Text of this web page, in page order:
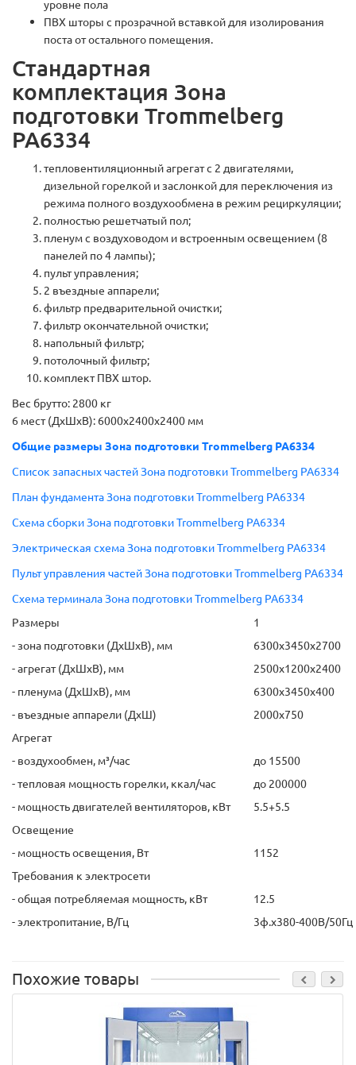
уровне пола
ПВХ шторы с прозрачной вставкой для изолирования
поста от остального помещения.
Стандартная
комплектация Зона
подготовки Trommelberg
PA6334
тепловентиляционный агрегат с 2 двигателями,
дизельной горелкой и заслонкой для переключения из
режима полного воздухообмена в режим рециркуляции;
полностью решетчатый пол;
пленум с воздуховодом и встроенным освещением (8
панелей по 4 лампы);
пульт управления;
2 въездные аппарели;
фильтр предварительной очистки;
фильтр окончательной очистки;
напольный фильтр;
потолочный фильтр;
комплект ПВХ штор.
Вес брутто: 2800 кг
6 мест (ДхШхВ): 6000х2400х2400 мм
Общие размеры Зона подготовки Trommelberg PA6334
Список запасных частей Зона подготовки Trommelberg PA6334
План фундамента Зона подготовки Trommelberg PA6334
Схема сборки Зона подготовки Trommelberg PA6334
Электрическая схема Зона подготовки Trommelberg PA6334
Пульт управления частей Зона подготовки Trommelberg PA6334
Схема терминала Зона подготовки Trommelberg PA6334
Размеры
1
- зона подготовки (ДхШхВ), мм
6300х3450х2700
- агрегат (ДхШхВ), мм
2500х1200х2400
- пленума (ДхШхВ), мм
6300х3450х400
- въездные аппарели (ДхШ)
2000х750
Агрегат
- воздухообмен, м³/час
до 15500
- тепловая мощность горелки, ккал/час
до 200000
- мощность двигателей вентиляторов, кВт
5.5+5.5
Освещение
- мощность освещения, Вт
1152
Требования к электросети
- общая потребляемая мощность, кВт
12.5
- электропитание, В/Гц
3ф.х380-400В/50Гц
Похожие товары